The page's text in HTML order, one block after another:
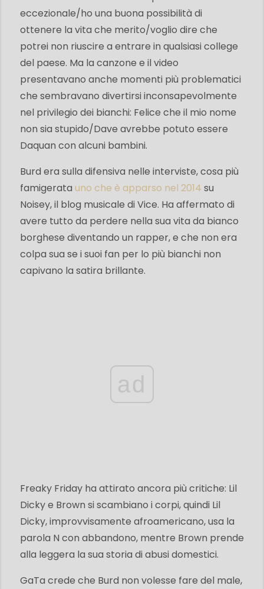
eccezionale/ho una buona possibilità di
ottenere la vita che merito/voglio dire che
potrei non riuscire a entrare in qualsiasi college
del paese. Ma la canzone e il video
presentavano anche momenti più problematici
che sembravano divertirsi inconsapevolmente
nel privilegio dei bianchi: Felice che il mio nome
non sia stupido/Dave avrebbe potuto essere
Daquan con alcuni bambini.
Burd era sulla difensiva nelle interviste, cosa più
famigerata uno che è apparso nel 2014 su
Noisey, il blog musicale di Vice. Ha affermato di
avere tutto da perdere nella sua vita da bianco
borghese diventando un rapper, e che non era
colpa sua se i suoi fan per lo più bianchi non
capivano la satira brillante.
ad
Freaky Friday ha attirato ancora più critiche: Lil
Dicky e Brown si scambiano i corpi, quindi Lil
Dicky, improvvisamente afroamericano, usa la
parola N con abbandono, mentre Brown prende
alla leggera la sua storia di abusi domestici.
GaTa crede che Burd non volesse fare del male,